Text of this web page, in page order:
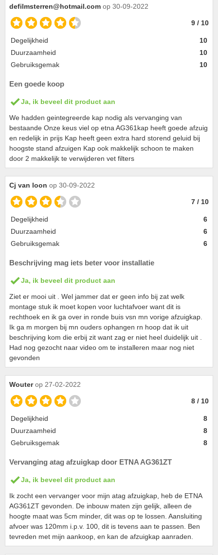
defilmsterren@hotmail.com op 30-09-2022
9 / 10
Degelijkheid
10
Duurzaamheid
10
Gebruiksgemak
10
Een goede koop
Ja, ik beveel dit product aan
We hadden geintegreerde kap nodig als vervanging van
bestaande Onze keus viel op etna AG361kap heeft goede afzuig
en redelijk in prijs Kap heeft geen extra hard storend geluid bij
hoogste stand afzuigen Kap ook makkelijk schoon te maken
door 2 makkelijk te verwijderen vet filters
Cj van loon op 30-09-2022
7 / 10
Degelijkheid
6
Duurzaamheid
6
Gebruiksgemak
6
Beschrijving mag iets beter voor installatie
Ja, ik beveel dit product aan
Ziet er mooi uit . Wel jammer dat er geen info bij zat welk
montage stuk ik moet kopen voor luchtafvoer want dit is
rechthoek en ik ga over in ronde buis vsn mn vorige afzuigkap.
Ik ga m morgen bij mn ouders ophangen rn hoop dat ik uit
beschrijving kom die erbij zit want zag er niet heel duidelijk uit .
Had nog gezocht naar video om te installeren maar nog niet
gevonden
Wouter op 27-02-2022
8 / 10
Degelijkheid
8
Duurzaamheid
8
Gebruiksgemak
8
Vervanging atag afzuigkap door ETNA AG361ZT
Ja, ik beveel dit product aan
Ik zocht een vervanger voor mijn atag afzuigkap, heb de ETNA
AG361ZT gevonden. De inbouw maten zijn gelijk, alleen de
hoogte maat was 5cm minder, dit was op te lossen. Aansluiting
afvoer was 120mm i.p.v. 100, dit is tevens aan te passen. Ben
tevreden met mijn aankoop, en kan de afzuigkap aanraden.